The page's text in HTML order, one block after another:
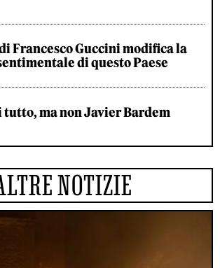
Francesco Guccini modifica la
di questo Paese
tutto, ma non Javier Bardem
NOTIZIE